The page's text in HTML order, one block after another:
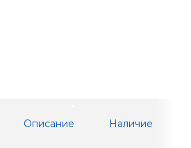
Описание Наличие